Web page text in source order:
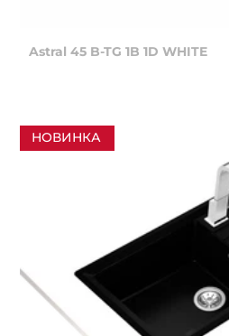
Astral 45 B-TG 1B 1D WHITE
НОВИНКА